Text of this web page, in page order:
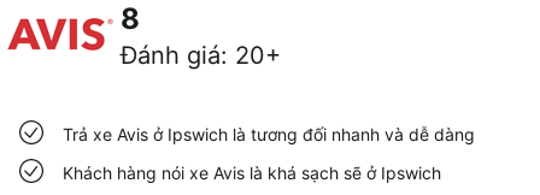
8
Đánh giá: 20+
Trả xe Avis ở Ipswich là tương đối nhanh và dễ dàng
Khách hàng nói xe Avis là khá sạch sẽ ở Ipswich